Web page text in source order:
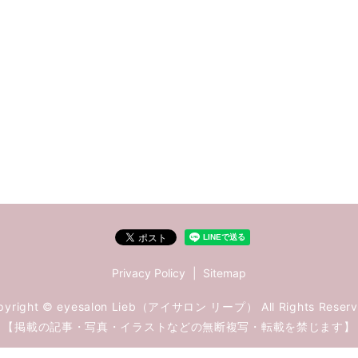
Privacy Policy Sitemap
© eyesalon Lieb（アイサロン リープ） All Rights
【掲載の記事・写真・イラストなどの無断複写・転載を禁じます】